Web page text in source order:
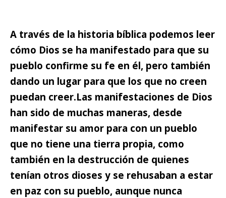
A través de la historia bíblica podemos leer
cómo Dios se ha manifestado para que su
pueblo confirme su fe en él, pero también
dando un lugar para que los que no creen
puedan creer.Las manifestaciones de Dios
han sido de muchas maneras, desde
manifestar su amor para con un pueblo
que no tiene una tierra propia, como
también en la destrucción de quienes
tenían otros dioses y se rehusaban a estar
en paz con su pueblo, aunque nunca